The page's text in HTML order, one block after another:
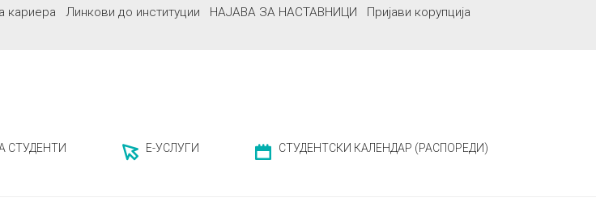
кариера Линкови до институции НАЈАВА ЗА НАСТАВНИЦИ Пријави корупција
СТУДЕНТИ Е-УСЛУГИ СТУДЕНТСКИ КАЛЕНДАР (РАСПОРЕДИ)